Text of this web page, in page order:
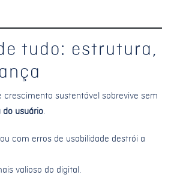
tudo: estrutura,
crescimento sustentável sobrevive sem
do usuário.
com erros de usabilidade destrói a
valioso do digital.